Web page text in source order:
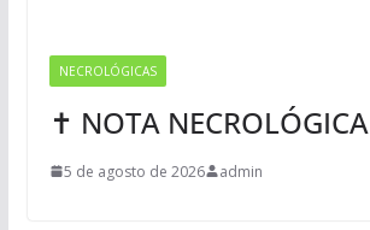
NECROLÓGICAS
✝ NOTA NECROLÓGICA
5 de agosto de 2026 admin